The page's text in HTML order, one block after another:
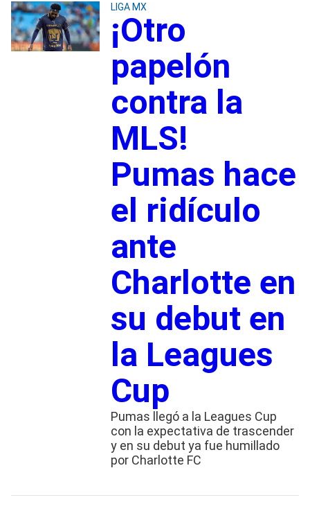
LIGA MX
¡Otro
papelón
contra la
MLS!
Pumas hace
el ridículo
ante
Charlotte en
su debut en
la Leagues
Cup
Pumas llegó a la Leagues Cup
con la expectativa de trascender
y en su debut ya fue humillado
por Charlotte FC